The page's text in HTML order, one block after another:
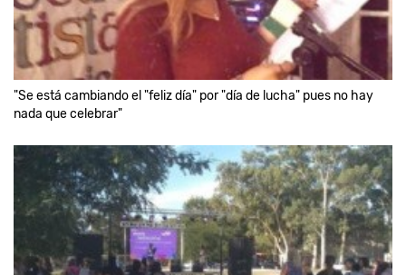
"Se está cambiando el "feliz día" por "día de lucha" pues no hay
nada que celebrar"